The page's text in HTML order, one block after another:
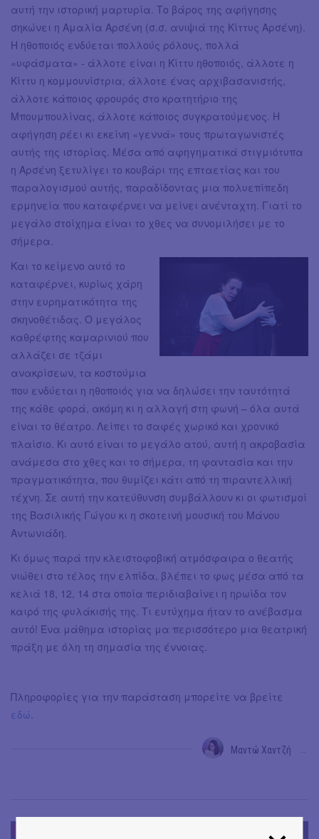
αυτή την ιστορική μαρτυρία. Το βάρος της αφήγησης
σηκώνει η Αμαλία Αρσένη (σ.σ. ανιψιά της Κίττυς Αρσένη).
Η ηθοποιός ενδύεται πολλούς ρόλους, πολλά
«υφάσματα» - άλλοτε είναι η Κίττυ ηθοποιός, άλλοτε η
Κίττυ η κομμουνίστρια, άλλοτε ένας αρχιβασανιστής,
άλλοτε κάποιος φρουρός στο κρατητήριο της
Μπουμπουλίνας, άλλοτε κάποιος συγκρατούμενος. Η
αφήγηση ρέει κι εκείνη «γεννά» τους πρωταγωνιστές
αυτής της ιστορίας. Μέσα από αφηγηματικά στιγμιότυπα
η Αρσένη ξετυλίγει το κουβάρι της επταετίας και του
παραλογισμού αυτής, παραδίδοντας μια πολυεπίπεδη
ερμηνεία που καταφέρνει να μείνει ανένταχτη. Γιατί το
μεγάλο στοίχημα είναι το χθες να συνομιλήσει με το
σήμερα.
Και το κείμενο αυτό το
καταφέρνει, κυρίως χάρη
στην ευρηματικότητα της
σκηνοθέτιδας. Ο μεγάλος
καθρέφτης καμαρινιού που
αλλάζει σε τζάμι
ανακρίσεων, τα κοστούμια
που ενδύεται η ηθοποιός για να δηλώσει την ταυτότητά
της κάθε φορά, ακόμη κι η αλλαγή στη φωνή – όλα αυτά
είναι το θέατρο. Λείπει το σαφές χωρικό και χρονικό
πλαίσιο. Κι αυτό είναι το μεγάλο ατού, αυτή η ακροβασία
ανάμεσα στο χθες και το σήμερα, τη φαντασία και την
πραγματικότητα, που θυμίζει κάτι από τη πιραντελλική
τέχνη. Σε αυτή την κατεύθυνση συμβάλλουν κι οι φωτισμοί
της Βασιλικής Γώγου κι η σκοτεινή μουσική του Μάνου
Αντωνιάδη.
Κι όμως παρά την κλειστοφοβική ατμόσφαιρα ο θεατής
νιώθει στο τέλος την ελπίδα, βλέπει το φως μέσα από τα
κελιά 18, 12, 14 στα οποία περιδιαβαίνει η ηρωίδα τον
καιρό της φυλάκισής της. Τι ευτύχημα ήταν το ανέβασμα
αυτό! Ένα μάθημα ιστορίας μα περισσότερο μια θεατρική
πράξη με όλη τη σημασία της έννοιας.
Πληροφορίες για την παράσταση μπορείτε να βρείτε
εδώ
Μαντώ Χαντζή